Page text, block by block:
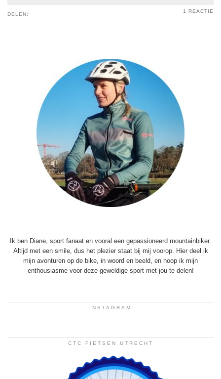
DELEN:
1 REACTIE
Ik ben Diane, sport fanaat en vooral een gepassioneerd mountainbiker.
Altijd met een smile, dus het plezier staat bij mij voorop. Hier deel ik
mijn avonturen op de bike, in woord en beeld, en hoop ik mijn
enthousiasme voor deze geweldige sport met jou te delen!
INSTAGRAM
CTC FIETSEN UTRECHT